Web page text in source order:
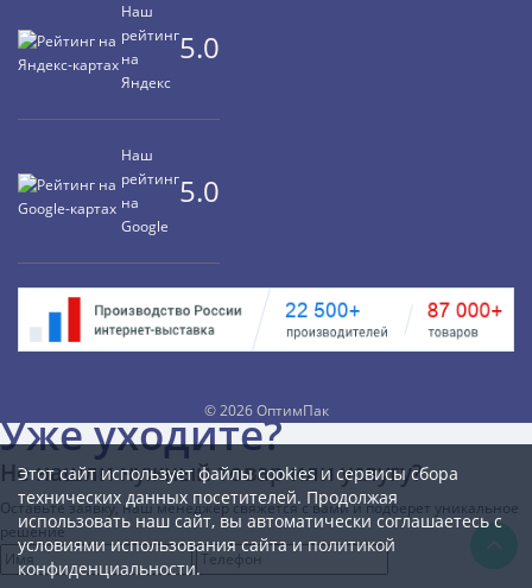
Наш
рейтинг
на
Яндекс
5.0
Наш
рейтинг
на
Google
5.0
©2026 ОптимПак
Этот сайт использует файлы cookies и сервисы сбора
технических данных посетителей. Продолжая
использовать наш сайт, вы автоматически соглашаетесь с
условиями использования сайта иполитикой
конфиденциальности.
Уже уходите?
Не нашли нужный товар или услугу?
Оставьте заявку, наш менеджер свяжется с вами и подберет уникальное
решение